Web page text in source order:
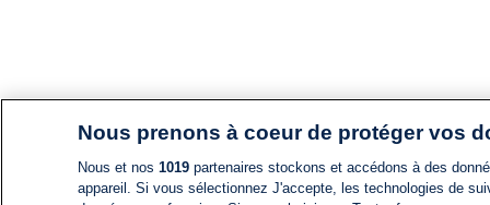
Nous prenons à coeur de protéger vos
Nous et nos 1019partenaires stockons et accédons à des
appareil. Si vous sélectionnez J'accepte, les technologies de